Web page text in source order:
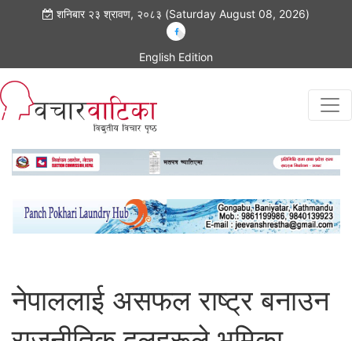
शनिबार २३ श्रावण, २०८३ (Saturday August 08, 2026)
English Edition
नेपाललाई असफल राष्ट्र बनाउन